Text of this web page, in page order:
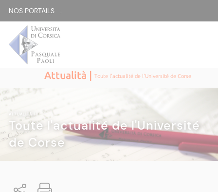
NOS PORTAILS :
Attualità |Toute l'actualité de l'Université de Corse
ATTUALITÀ|
Toute l'actualité de l'Université
de Corse